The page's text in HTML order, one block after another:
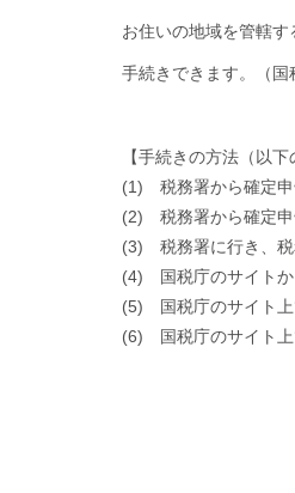
お住いの地域を管轄
手続きできます。（国
【手続きの方法（以下
(1) 税務署から確定申
(2) 税務署から確定申
(3) 税務署に行き、税
(4) 国税庁のサイトか
(5) 国税庁のサイト上
(6) 国税庁のサイト上